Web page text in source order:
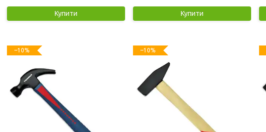
Купити Купити
–10% –10%